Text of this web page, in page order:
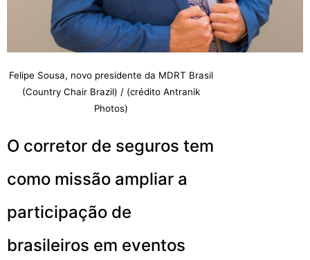
Felipe Sousa, novo presidente da MDRT Brasil
(Country Chair Brazil) / (crédito Antranik
Photos)
O corretor de seguros tem
como missão ampliar a
participação de
brasileiros em eventos